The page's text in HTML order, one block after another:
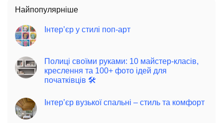
Найпопулярніше
Інтер’єр у стилі поп-арт
Полиці своїми руками: 10 майстер-класів,
креслення та 100+ фото ідей для
початківців 🛠️
Інтер’єр вузької спальні – стиль та комфорт